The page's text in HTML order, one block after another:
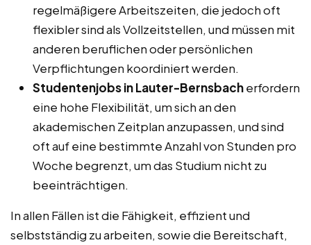
regelmäßigere Arbeitszeiten, die jedoch oft
flexibler sind als Vollzeitstellen, und müssen mit
anderen beruflichen oder persönlichen
Verpflichtungen koordiniert werden.
Studentenjobs in Lauter-Bernsbacherfordern
eine hohe Flexibilität, um sich an den
akademischen Zeitplan anzupassen, und sind
oft auf eine bestimmte Anzahl von Stunden pro
Woche begrenzt, um das Studium nicht zu
beeinträchtigen.
In allen Fällen ist die Fähigkeit, effizient und
selbstständig zu arbeiten, sowie die Bereitschaft,